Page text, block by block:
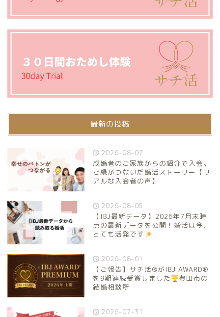
最新の投稿
2026-08-07
成婚者のご家族からの紹介で入会。
ご縁がつないだ婚活ストーリー【リ
アルな入会者の声】
2026-08-05
【IBJ最新データ】2026年7月末時
点の最新データを公開！婚活は今、
とても活発です
2026-08-01
【ご報告】サチ活®がIBJ AWARD®
を9期連続受賞しました
豊田市の
結婚相談所
2026-07-31